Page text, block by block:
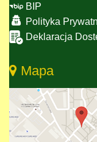
BIP
Polityka
Deklaracja
Mapa